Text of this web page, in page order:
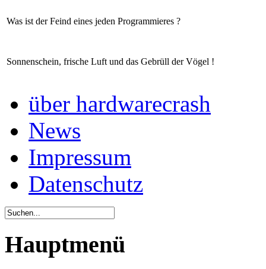
Was ist der Feind eines jeden Programmieres ?
Sonnenschein, frische Luft und das Gebrüll der Vögel !
über hardwarecrash
News
Impressum
Datenschutz
Hauptmenü